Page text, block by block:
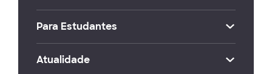
Para Estudantes
Atualidade